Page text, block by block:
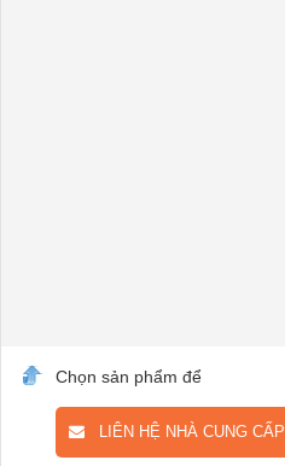
Chọn sản phẩm để
LIÊN HỆ NHÀ CUNG CẤP